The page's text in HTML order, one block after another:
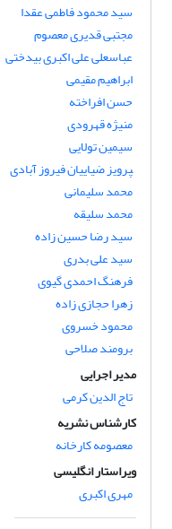
سید محمود فاطمی عقدا
مجتبی قدیری معصوم
عباسعلی علی اکبری بیدختی
ابراهیم مقیمی
حسن افراخته
منیژه قهرودی
سیمین تولایی
‍‍‍‍‍‍‍‍‍‍‍‍‍‍‍‍‍‍‍‍‍‍‍‍‍‍‍‍‍پرویز ضیاییان فیروز آبادی
محمد سلیمانی
محمد سلیقه
سید رضا حسین زاده
سید علی بدری
فرهنگ احمدی گیوی
زهرا حجازی زاده
محمود خسروی
برومند صلاحی
مدیر اجرایی
تاج الدین کرمی
کارشناس نشریه
معصومه کارخانه
ویراستار انگلیسی
مهری اکبری